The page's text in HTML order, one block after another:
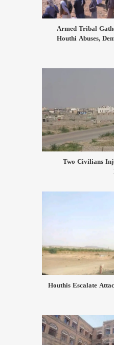
Armed Tribal
Houthi Abuses,
Two Civilians
Houthis Escalate